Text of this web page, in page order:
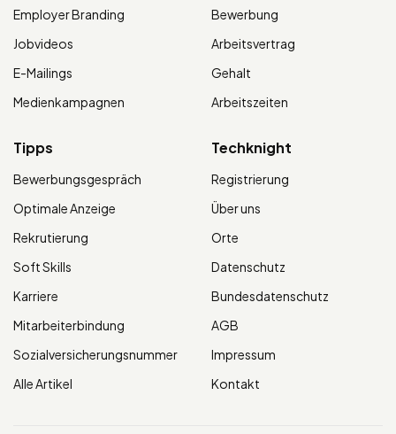
Employer Branding
Jobvideos
E-Mailings
Medienkampagnen
Bewerbung
Arbeitsvertrag
Gehalt
Arbeitszeiten
Tipps
Bewerbungsgespräch
Optimale Anzeige
Rekrutierung
Soft Skills
Karriere
Mitarbeiterbindung
Sozialversicherungsnummer
Alle Artikel
Techknight
Registrierung
Über uns
Orte
Datenschutz
Bundesdatenschutz
AGB
Impressum
Kontakt